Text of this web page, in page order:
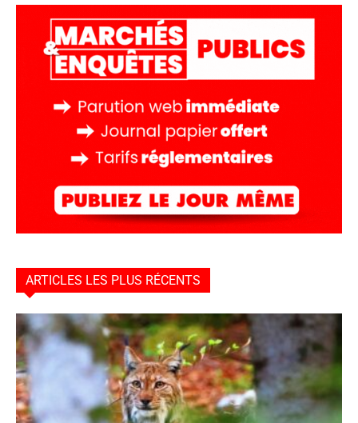
ARTICLES LES PLUS RÉCENTS